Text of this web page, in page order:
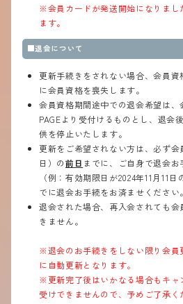
※会員カードが発送開始になりまし
ます。
■退会について
更新手続きをされない場合、会員
に会員資格を喪失します。
会員資格期間途中での退会希望は、
PAGEより受付けるものとし、退会
供を停止いたします。
更新をご希望されない方は、必ず
日）の前日 までに、ご自身で退会お
（例：有効期限日が2024年11月11
でに退会お手続をお済ませください
退会された場合、再入会されても
きません。
※退会のお手続きをしない限り会員
に自動更新となります。
※更新完了後はいかなる場合もキャ
受けできませんので、予めご了承く